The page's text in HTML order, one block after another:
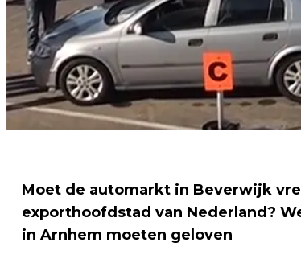
Moet de automarkt in Beverwijk
exporthoofdstad van Nederland?
in Arnhem moeten geloven